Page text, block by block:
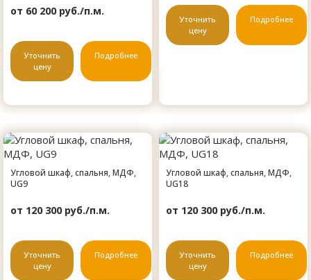
от 60 200 руб./п.м.
Уточнить
цену
Подробнее
Уточнить
цену
Подробнее
Угловой шкаф, спальня, МДФ,
UG9
от 120 300 руб./п.м.
Уточнить
цену
Подробнее
Угловой шкаф, спальня, МДФ,
UG18
от 120 300 руб./п.м.
Уточнить
цену
Подробнее